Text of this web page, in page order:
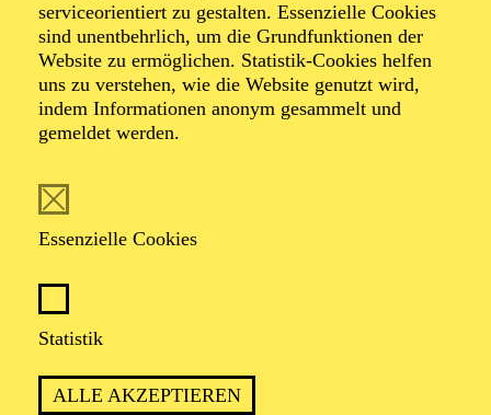
serviceorientiert zu gestalten. Essenzielle Cookies
sind unentbehrlich, um die Grundfunktionen der
Website zu ermöglichen. Statistik-Cookies helfen
uns zu verstehen, wie die Website genutzt wird,
indem Informationen anonym gesammelt und
gemeldet werden.
Essenzielle Cookies
Statistik
ALLE AKZEPTIEREN
Foto: Johan Sandberg
der Hakucho Ballet Academy und der Académie de